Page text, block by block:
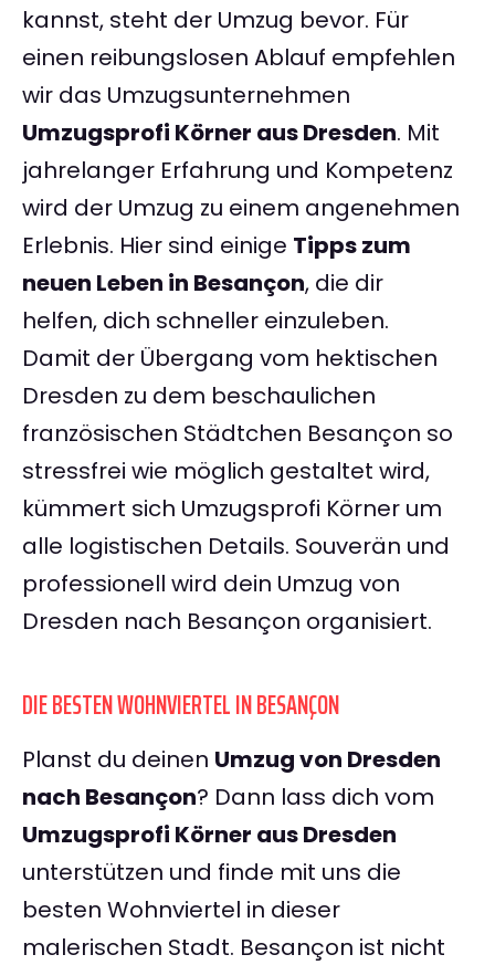
kannst, steht der Umzug bevor. Für
einen reibungslosen Ablauf empfehlen
wir das Umzugsunternehmen
Umzugsprofi Körner aus Dresden. Mit
jahrelanger Erfahrung und Kompetenz
wird der Umzug zu einem angenehmen
Erlebnis. Hier sind einige Tipps zum
neuen Leben in Besançon, die dir
helfen, dich schneller einzuleben.
Damit der Übergang vom hektischen
Dresden zu dem beschaulichen
französischen Städtchen Besançon so
stressfrei wie möglich gestaltet wird,
kümmert sich Umzugsprofi Körner um
alle logistischen Details. Souverän und
professionell wird dein Umzug von
Dresden nach Besançon organisiert.
DIE BESTEN WOHNVIERTEL IN BESANÇON
Planst du deinen Umzug von Dresden
nach Besançon? Dann lass dich vom
Umzugsprofi Körner aus Dresden
unterstützen und finde mit uns die
besten Wohnviertel in dieser
malerischen Stadt. Besançon ist nicht